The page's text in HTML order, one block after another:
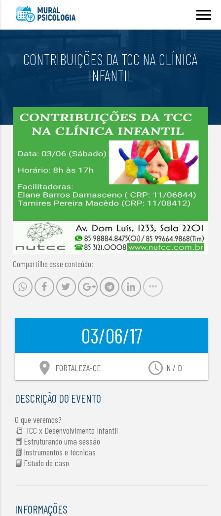
menu
CONTRIBUIÇÕES DA TCC NA CLÍNICA
INFANTIL
Compartilhe esse conteúdo:
03/06/17
access_time N / D
location_on FORTALEZA-CE
DESCRIÇÃO DO EVENTO
O que veremos?
📒 TCC x Desenvolvimento Infantil
📕Estruturando uma sessão
📗Instrumentos e técnicas
📘Estudo de caso
INFORMAÇÕES